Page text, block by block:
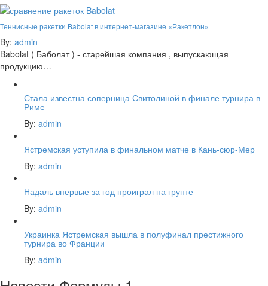
Теннисные ракетки Babolat в интернет-магазине «Ракетлон»
By: admin
Babolat ( Баболат ) - старейшая компания , выпускающая
продукцию…
Стала известна соперница Свитолиной в финале турнира в
Риме
By: admin
Ястремская уступила в финальном матче в Кань-сюр-Мер
By: admin
Надаль впервые за год проиграл на грунте
By: admin
Украинка Ястремская вышла в полуфинал престижного
турнира во Франции
By: admin